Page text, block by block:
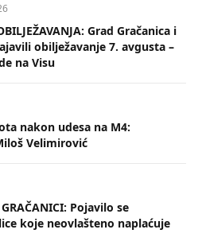
Grad Gračanica i
obilježavanje 7. avgusta –
na Visu
nakon udesa na M4:
Velimirović
GRAČANICI: Pojavilo se
koje neovlašteno naplaćuje